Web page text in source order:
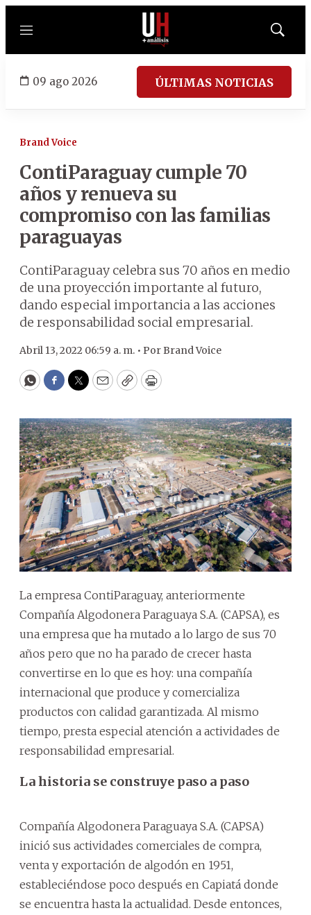
Menú
Mostrar
09 ago 2026 ÚLTIMAS NOTICIAS
Brand Voice
ContiParaguay cumple 70
años y renueva su
compromiso con las familias
paraguayas
ContiParaguay celebra sus 70 años en medio
de una proyección importante al futuro,
dando especial importancia a las acciones
de responsabilidad social empresarial.
Abril 13, 2022 06:59 a. m. • PorBrand Voice
WhatsApp
Facebook
Twitter
EmailCopyPrint
La empresa ContiParaguay, anteriormente
Compañía Algodonera Paraguaya S.A. (CAPSA), es
una empresa que ha mutado a lo largo de sus 70
años pero que no ha parado de crecer hasta
convertirse en lo que es hoy: una compañía
internacional que produce y comercializa
productos con calidad garantizada. Al mismo
tiempo, presta especial atención a actividades de
responsabilidad empresarial.
La historia se construye paso a paso
Compañía Algodonera Paraguaya S.A. (CAPSA)
inició sus actividades comerciales de compra,
venta y exportación de algodón en 1951,
estableciéndose poco después en Capiatá donde
se encuentra hasta la actualidad. Desde entonces,